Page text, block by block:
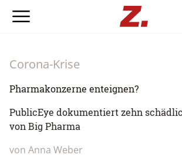
Corona-Krise
Pharmakonzerne enteignen?
PublicEye dokumentiert zehn
von Big Pharma
von Anna Weber